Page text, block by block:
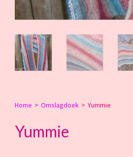
Home > Omslagdoek > Yummie
Yummie